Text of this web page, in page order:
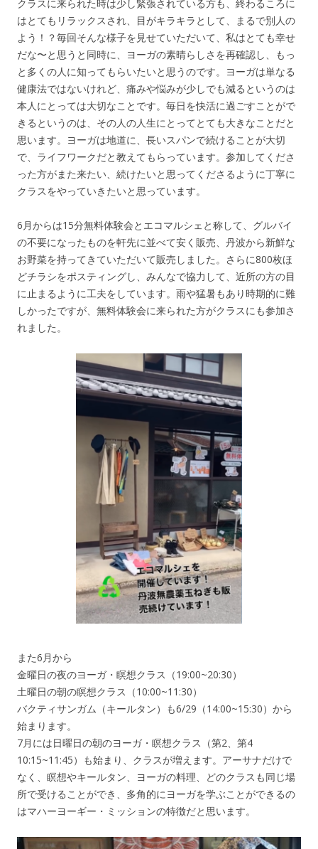
クラスに来られた時は少し緊張されている方も、終わるころに
はとてもリラックスされ、目がキラキラとして、まるで別人の
よう！？毎回そんな様子を見せていただいて、私はとても幸せ
だな〜と思うと同時に、ヨーガの素晴らしさを再確認し、もっ
と多くの人に知ってもらいたいと思うのです。ヨーガは単なる
健康法ではないけれど、痛みや悩みが少しでも減るというのは
本人にとっては大切なことです。毎日を快活に過ごすことがで
きるというのは、その人の人生にとってとても大きなことだと
思います。ヨーガは地道に、長いスパンで続けることが大切
で、ライフワークだと教えてもらっています。参加してくださ
った方がまた来たい、続けたいと思ってくださるように丁寧に
クラスをやっていきたいと思っています。
6月からは15分無料体験会とエコマルシェと称して、グルバイ
の不要になったものを軒先に並べて安く販売、丹波から新鮮な
お野菜を持ってきていただいて販売しました。さらに800枚ほ
どチラシをポスティングし、みんなで協力して、近所の方の目
に止まるように工夫をしています。雨や猛暑もあり時期的に難
しかったですが、無料体験会に来られた方がクラスにも参加さ
れました。
また6月から
金曜日の夜のヨーガ・瞑想クラス（19:00~20:30）
土曜日の朝の瞑想クラス（10:00~11:30）
バクティサンガム（キールタン）も6/29（14:00~15:30）から
始まります。
7月には日曜日の朝のヨーガ・瞑想クラス（第2、第4
10:15~11:45）も始まり、クラスが増えます。アーサナだけで
なく、瞑想やキールタン、ヨーガの料理、どのクラスも同じ場
所で受けることができ、多角的にヨーガを学ぶことができるの
はマハーヨーギー・ミッションの特徴だと思います。